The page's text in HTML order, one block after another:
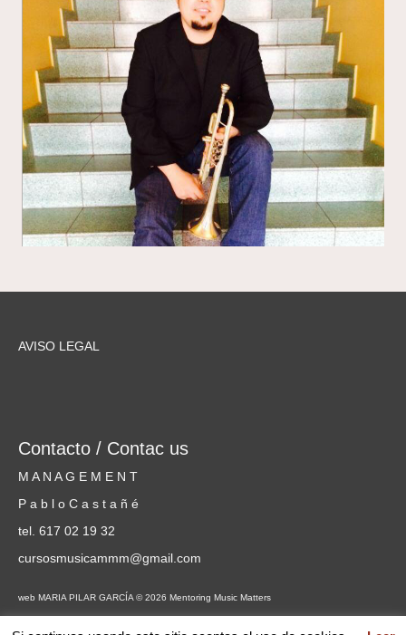
AVISO LEGAL
Contacto / Contac us
M A N A G E M E N T
P a b l o C a s t a ñ é
tel. 617 02 19 32
cursosmusicammm@gmail.com
web MARIA PILAR GARCÍA © 2026 Mentoring Music Matters